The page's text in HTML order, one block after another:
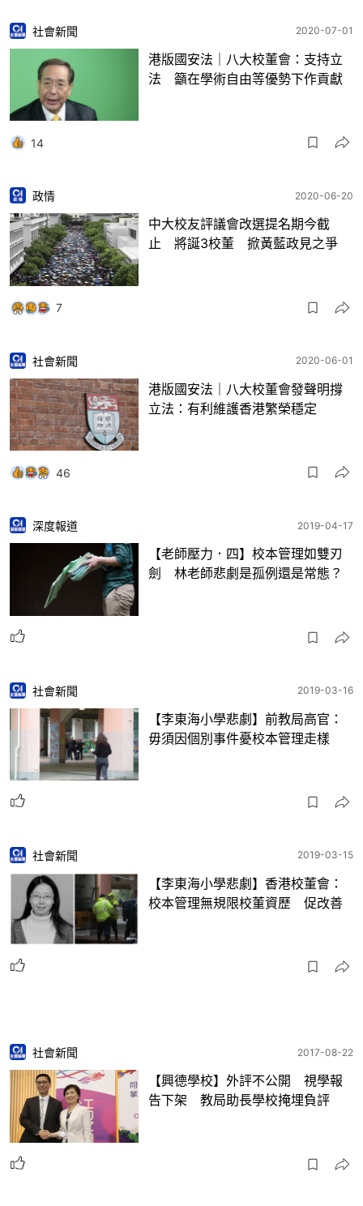
社會新聞 2020-07-01
港版國安法｜八大校董會：支持立
法 籲在學術自由等優勢下作貢獻
14
政情 2020-06-20
中大校友評議會改選提名期今截
止 將誕3校董 掀黃藍政見之爭
7
社會新聞 2020-06-01
港版國安法｜八大校董會發聲明撐
立法：有利維護香港繁榮穩定
46
深度報道 2019-04-17
【老師壓力．四】校本管理如雙刃
劍 林老師悲劇是孤例還是常態？
社會新聞 2019-03-16
【李東海小學悲劇】前教局高官：
毋須因個別事件憂校本管理走樣
社會新聞 2019-03-15
【李東海小學悲劇】香港校董會：
校本管理無規限校董資歷 促改善
社會新聞 2017-08-22
【興德學校】外評不公開 視學報
告下架 教局助長學校掩埋負評